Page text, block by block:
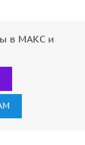
в МАКС и